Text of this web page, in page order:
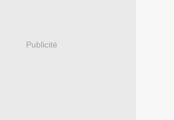
Publicité